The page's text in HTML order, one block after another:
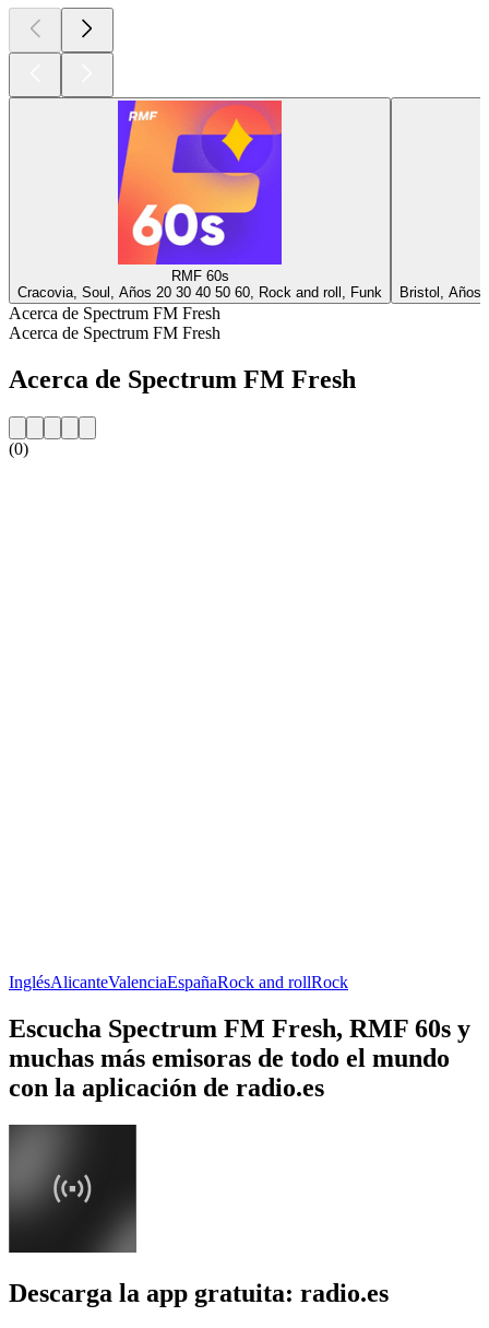
RMF 60s
Cracovia, Soul, Años 20 30 40 50 60, Rock and roll, Funk
Bristol, Años
Acerca de Spectrum FM Fresh
Acerca de Spectrum FM Fresh
Acerca de Spectrum FM Fresh
(0)
InglésAlicanteValenciaEspañaRock and rollRock
Escucha Spectrum FM Fresh, RMF 60s y
muchas más emisoras de todo el mundo
con la aplicación de radio.es
Descarga la app gratuita: radio.es